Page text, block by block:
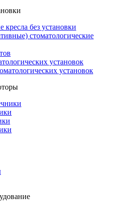
кресла без установки
стоматологические
установок
установок